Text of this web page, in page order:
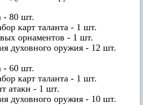
- 80 шт.
карт таланта - 1 шт.
орнаментов - 1 шт.
духовного оружия - 12 шт.
- 60 шт.
карт таланта - 1 шт.
атаки - 1 шт.
духовного оружия - 10 шт.